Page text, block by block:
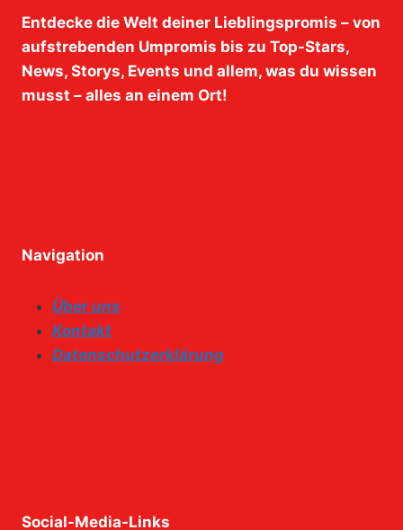
Entdecke die Welt deiner Lieblingspromis – von
aufstrebenden Umpromis bis zu Top-Stars,
News, Storys, Events und allem, was du wissen
musst – alles an einem Ort!
Navigation
Über uns
Kontakt
Datenschutzerklärung
Social-Media-Links